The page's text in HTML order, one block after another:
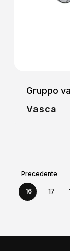
Gruppo
Vasca
Precedente
16 17